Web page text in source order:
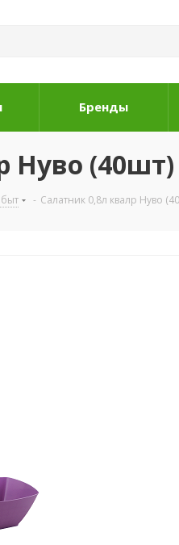
Бренды
Нуво
- Салатник 0,8л квалр Нуво